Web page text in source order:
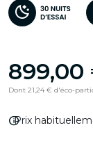
899,00
Dont 21,24 € d'éco-
infoPrix